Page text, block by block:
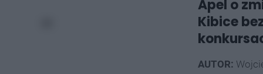
Apel o
Kibice
AUTOR: